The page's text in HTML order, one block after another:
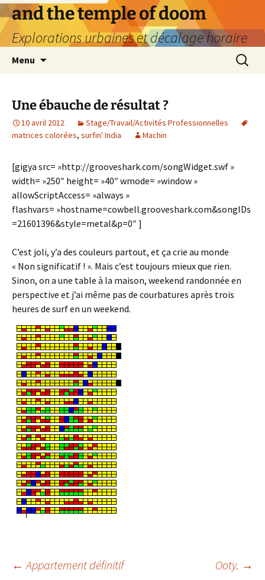
Aller
au
contenu
and the temple of doom
Explorations urbaines et décalage horaire
Menu
Une ébauche de résultat ?
10 avril 2012
Stage/Travail/Activités Professionnelles
matrices colorées, surfin' India Machin
[gigya src= »http://grooveshark.com/songWidget.swf »
width= »250″ height= »40″ wmode= »window »
allowScriptAccess= »always »
flashvars= »hostname=cowbell.grooveshark.com&songIDs
=21601396&style=metal&p=0″ ]
C’est joli, y’a des couleurs partout, et ça crie au monde
« Non significatif ! ». Mais c’est toujours mieux que rien.
Sinon, on a une table à la maison, weekend randonnée en
perspective et j’ai même pas de courbatures après trois
heures de surf en un weekend.
← Appartement définitif Ooty. →